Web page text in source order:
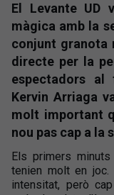
El Levante UD
màgica amb la
conjunt granota
directe per la
espectadors al
Kervin Arriaga
molt important
nou pas cap a la
Els primers
tenien molt en joc.
intensitat, però